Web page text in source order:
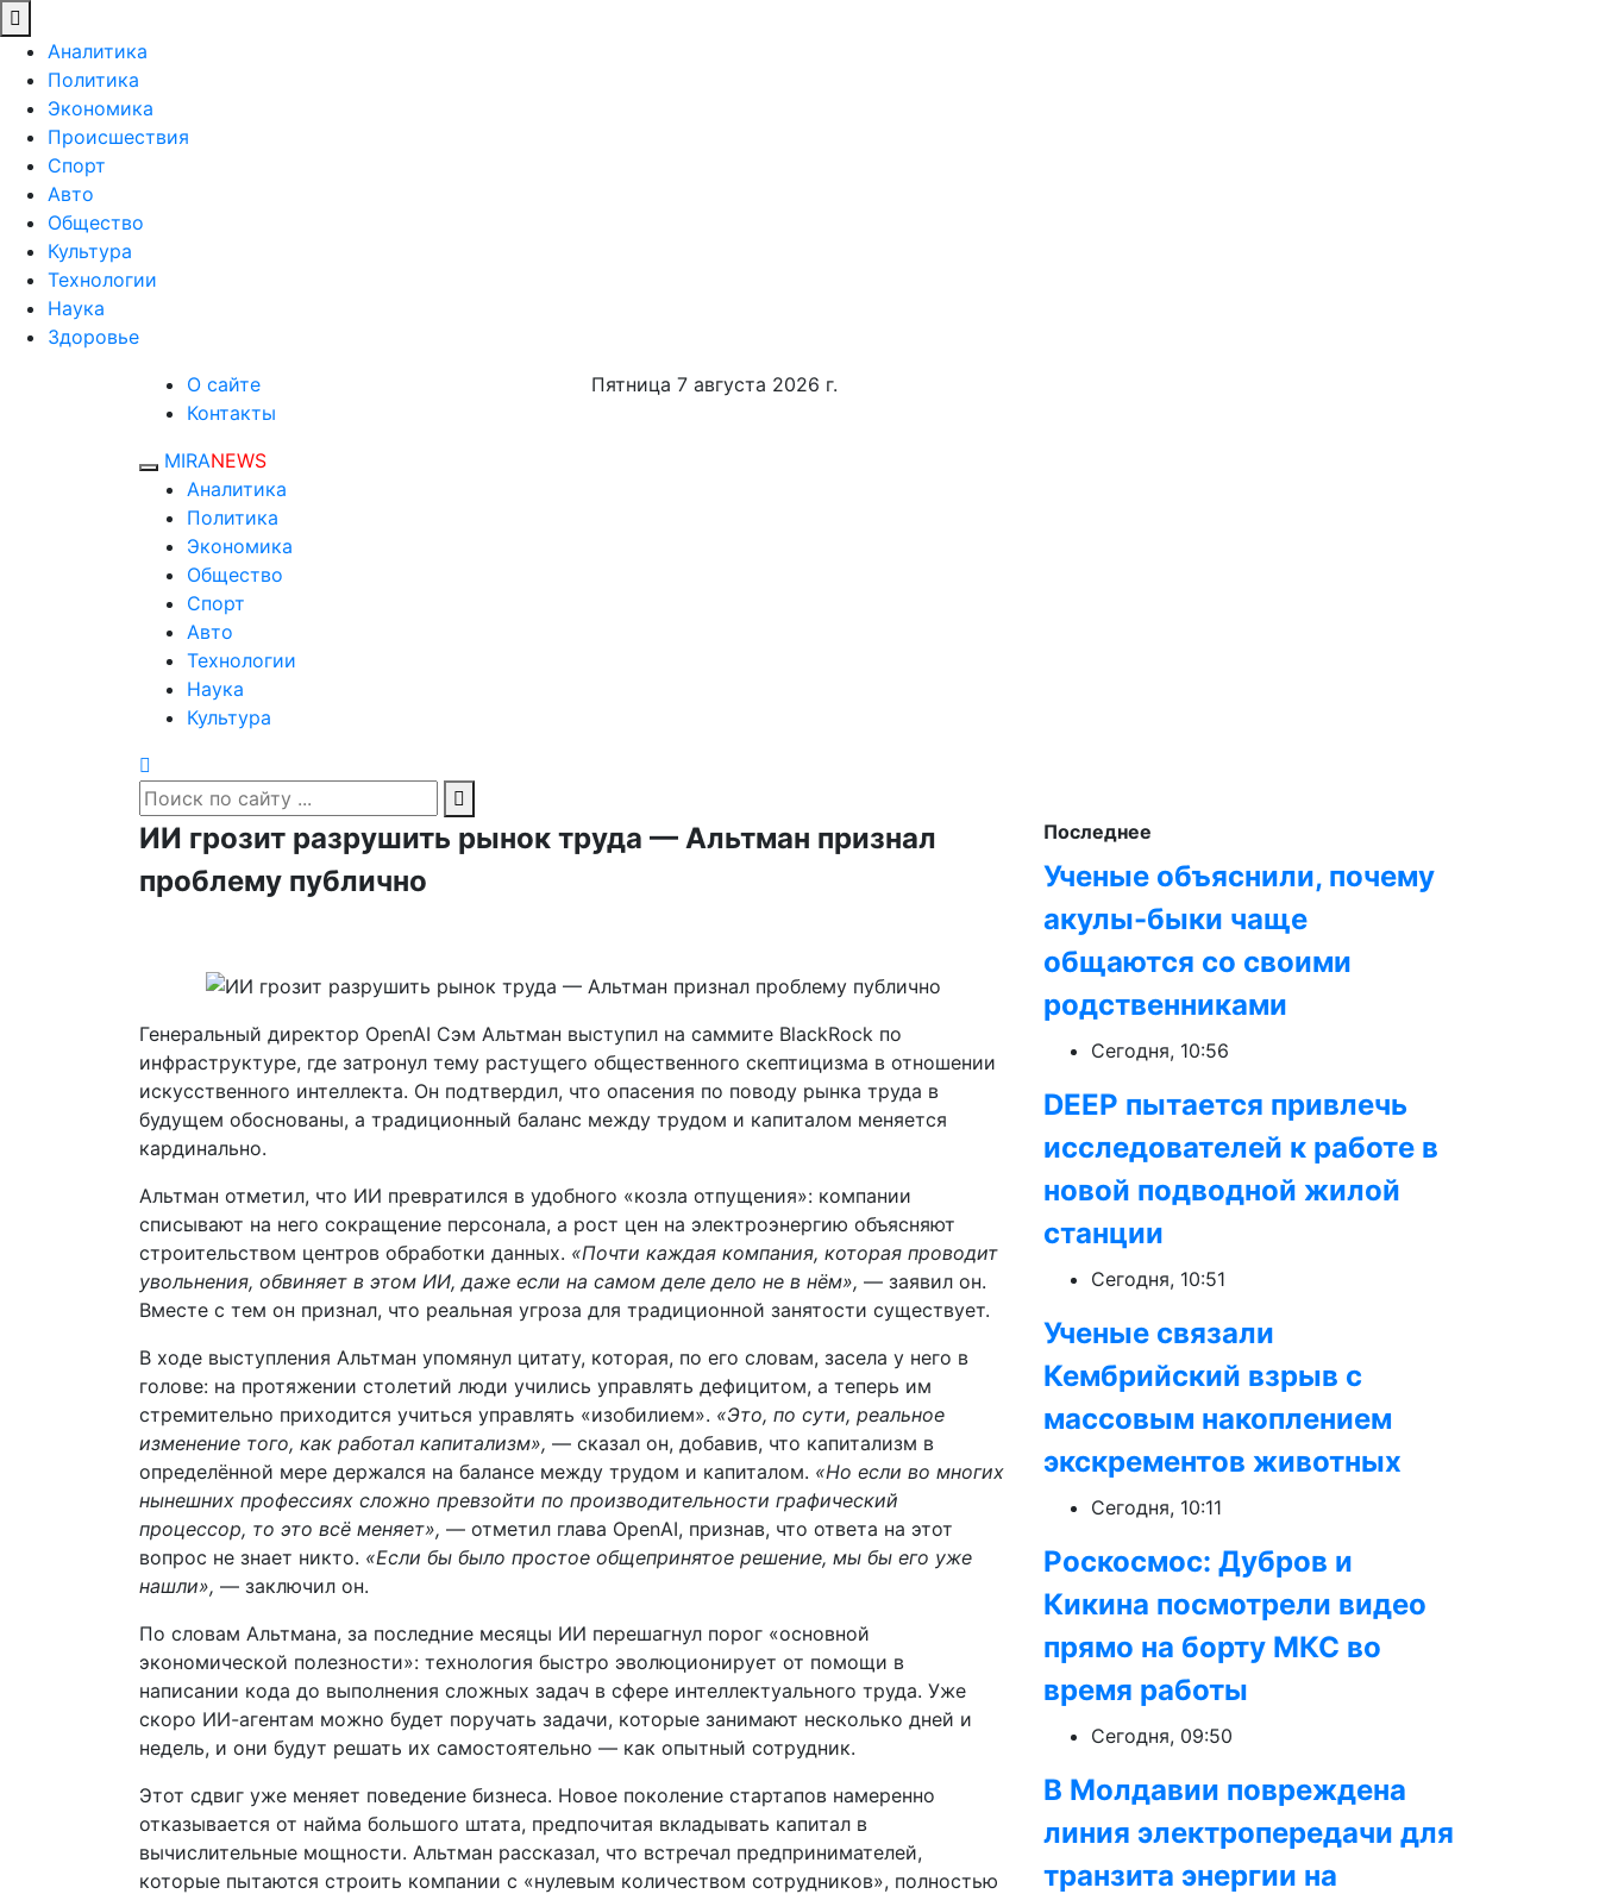
Аналитика
Политика
Экономика
Происшествия
Спорт
Авто
Общество
Культура
Технологии
Наука
Здоровье
О сайте
Контакты
Пятница 7 августа 2026 г.
MIRANEWS
Аналитика
Политика
Экономика
Общество
Спорт
Авто
Технологии
Наука
Культура
ИИ грозит разрушить рынок труда — Альтман признал
проблему публично
Генеральный директор OpenAI Сэм Альтман выступил на саммите BlackRock по
инфраструктуре, где затронул тему растущего общественного скептицизма в отношении
искусственного интеллекта. Он подтвердил, что опасения по поводу рынка труда в
будущем обоснованы, а традиционный баланс между трудом и капиталом меняется
кардинально.
Альтман отметил, что ИИ превратился в удобного «козла отпущения»: компании
списывают на него сокращение персонала, а рост цен на электроэнергию объясняют
строительством центров обработки данных. «Почти каждая компания, которая проводит
увольнения, обвиняет в этом ИИ, даже если на самом деле дело не в нём», — заявил он.
Вместе с тем он признал, что реальная угроза для традиционной занятости существует.
В ходе выступления Альтман упомянул цитату, которая, по его словам, засела у него в
голове: на протяжении столетий люди учились управлять дефицитом, а теперь им
стремительно приходится учиться управлять «изобилием». «Это, по сути, реальное
изменение того, как работал капитализм», — сказал он, добавив, что капитализм в
определённой мере держался на балансе между трудом и капиталом. «Но если во многих
нынешних профессиях сложно превзойти по производительности графический
процессор, то это всё меняет», — отметил глава OpenAI, признав, что ответа на этот
вопрос не знает никто. «Если бы было простое общепринятое решение, мы бы его уже
нашли», — заключил он.
По словам Альтмана, за последние месяцы ИИ перешагнул порог «основной
экономической полезности»: технология быстро эволюционирует от помощи в
написании кода до выполнения сложных задач в сфере интеллектуального труда. Уже
скоро ИИ-агентам можно будет поручать задачи, которые занимают несколько дней и
недель, и они будут решать их самостоятельно — как опытный сотрудник.
Этот сдвиг уже меняет поведение бизнеса. Новое поколение стартапов намеренно
отказывается от найма большого штата, предпочитая вкладывать капитал в
вычислительные мощности. Альтман рассказал, что встречал предпринимателей,
которые пытаются строить компании с «нулевым количеством сотрудников», полностью
Последнее
Ученые объяснили, почему
акулы-быки чаще
общаются со своими
родственниками
Сегодня, 10:56
DEEP пытается привлечь
исследователей к работе в
новой подводной жилой
станции
Сегодня, 10:51
Ученые связали
Кембрийский взрыв с
массовым накоплением
экскрементов животных
Сегодня, 10:11
Роскосмос: Дубров и
Кикина посмотрели видео
прямо на борту МКС во
время работы
Сегодня, 09:50
В Молдавии повреждена
линия электропередачи для
транзита энергии на